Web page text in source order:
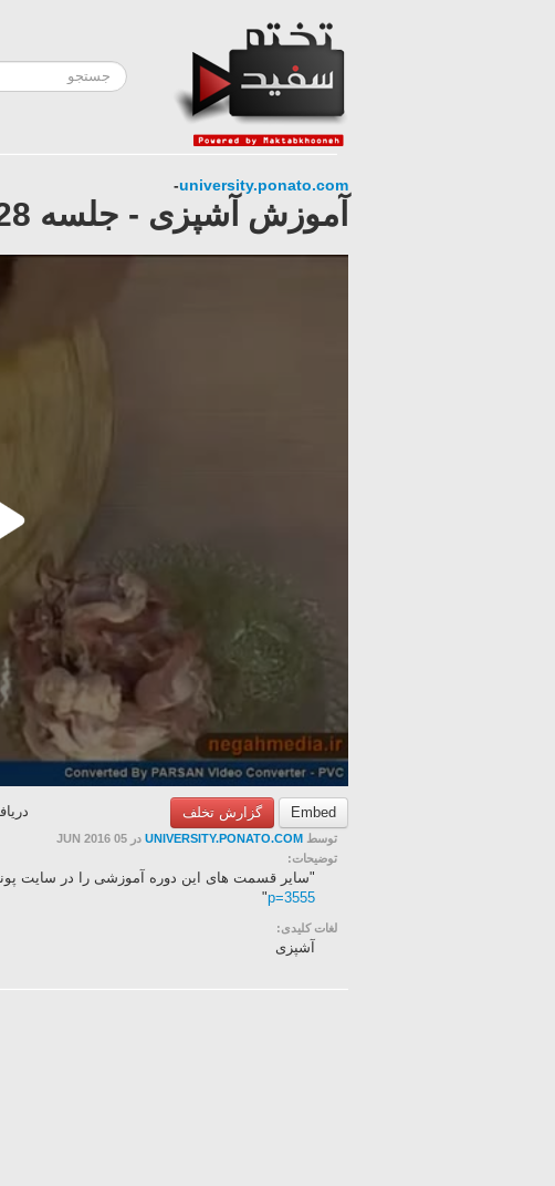
university.ponato.com
-
آموزش آشپزی - جلسه 28
Embed گزارش تخلف
توسط UNIVERSITY.PONATO.COM در 05 JUN 2016
توضیحات:
"سایر قسمت های این دوره آموزشی را در سایت
p=3555
"
لغات کلیدی:
آشپزی